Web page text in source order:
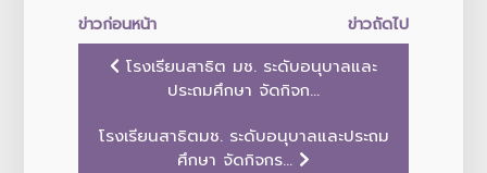
ข่าวก่อนหน้า
ข่าวถัดไป
โรงเรียนสาธิต มช. ระดับอนุบาลและ
ประถมศึกษา จัดกิจก...
โรงเรียนสาธิตมช. ระดับอนุบาลและประถม
ศึกษา จัดกิจกร...